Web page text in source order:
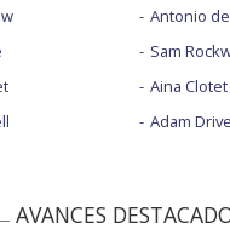
Antonio
Sam
Aina Clotet
Adam
AVANCES